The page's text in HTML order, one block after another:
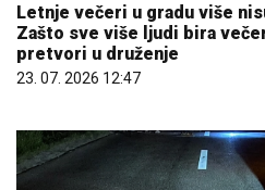
Letnje večeri u gradu više
Zašto sve više ljudi bira
pretvori u druženje
23. 07. 2026 12:47